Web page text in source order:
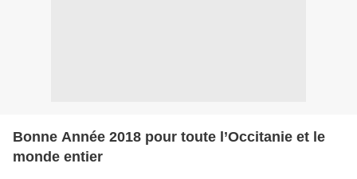
Bonne Année 2018 pour toute l’Occitanie et le
monde entier